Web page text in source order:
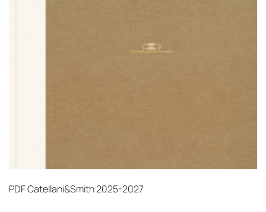
месту назначения с соблюдением сроков
Профессиональная выгрузка
PDFCatellani&Smith 2025-2027